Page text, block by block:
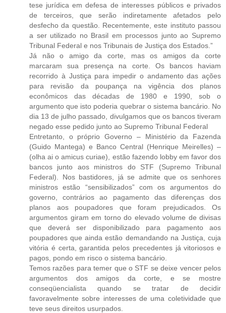
tese jurídica em defesa de interesses públicos e privados
de terceiros, que serão indiretamente afetados pelo
desfecho da questão. Recentemente, este instituto passou
a ser utilizado no Brasil em processos junto ao Supremo
Tribunal Federal e nos Tribunais de Justiça dos Estados.”
Já não o amigo da corte, mas os amigos da corte
marcaram sua presença na corte. Os bancos haviam
recorrido à Justiça para impedir o andamento das ações
para revisão da poupança na vigência dos planos
econômicos das décadas de 1980 e 1990, sob o
argumento que isto poderia quebrar o sistema bancário. No
dia 13 de julho passado, divulgamos que os bancos tiveram
negado esse pedido junto ao Supremo Tribunal Federal
Entretanto, o próprio Governo – Ministério da Fazenda
(Guido Mantega) e Banco Central (Henrique Meirelles) –
(olha ai o amicus curiae), estão fazendo lobby em favor dos
bancos junto aos ministros do STF (Supremo Tribunal
Federal). Nos bastidores, já se admite que os senhores
ministros estão “sensibilizados” com os argumentos do
governo, contrários ao pagamento das diferenças dos
planos aos poupadores que foram prejudicados. Os
argumentos giram em torno do elevado volume de divisas
que deverá ser disponibilizado para pagamento aos
poupadores que ainda estão demandando na Justiça, cuja
vitória é certa, garantida pelos precedentes já vitoriosos e
pagos, pondo em risco o sistema bancário.
Temos razões para temer que o STF se deixe vencer pelos
argumentos dos amigos da corte, e se mostre
conseqüencialista quando se tratar de decidir
favoravelmente sobre interesses de uma coletividade que
teve seus direitos usurpados.